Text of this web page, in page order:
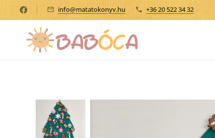
info@matatokonyv.hu +36 20 522 34 32